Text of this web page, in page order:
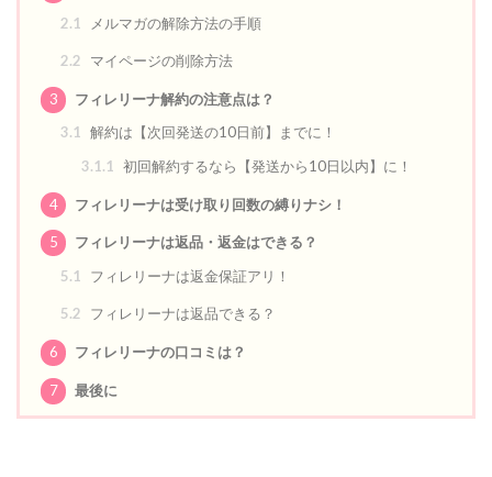
2.1
メルマガの解除方法の手順
2.2 マイページの削除方法
3
フィレリーナ解約の注意点は？
3.1 解約は【次回発送の10日前】までに！
3.1.1
初回解約するなら【発送から10日以内】に！
4 フィレリーナは受け取り回数の縛りナシ！
5
フィレリーナは返品・返金はできる？
5.1
フィレリーナは返金保証アリ！
5.2 フィレリーナは返品できる？
6 フィレリーナの口コミは？
7 最後に